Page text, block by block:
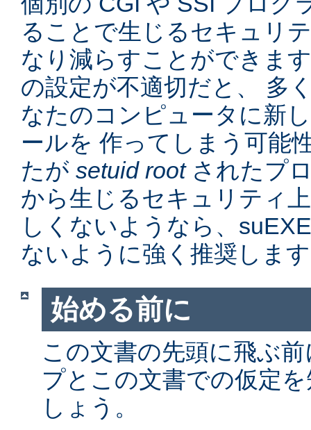
ることで生じるセキュリ
なり減らすことができま
の設定が不適切だと、 多
なたのコンピュータに新
ールを 作ってしまう可能
たが setuid rootされたプ
から生じるセキュリティ
しくないようなら、
ないように強く推奨しま
始める前に
この文書の先頭に飛ぶ
プとこの文書での仮定
しょう。